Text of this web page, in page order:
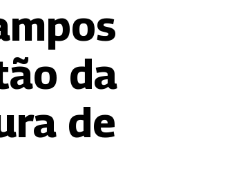
da
de